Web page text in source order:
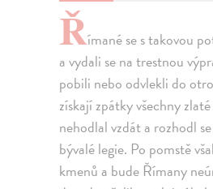
Římané se s takovou
a vydali se na trestnou
pobili nebo odvlekli do
získají zpátky všechny
nehodlal vzdát a rozhodl
bývalé legie. Po pomstě
kmenů a bude Římany